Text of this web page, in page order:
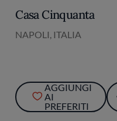
Casa Cinquanta
NAPOLI, ITALIA
AGGIUNGI
AI
PREFERITI